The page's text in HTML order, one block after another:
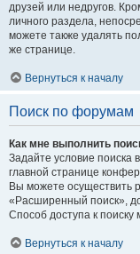
друзей или недругов.
личного раздела,
можете также удалять
же странице.
Вернуться к началу
Поиск по форумам
Как мне выполнить
Задайте условие поиска
главной странице
Вы можете осуществить
«Расширенный поиск»,
Способ доступа к поиску
Вернуться к началу